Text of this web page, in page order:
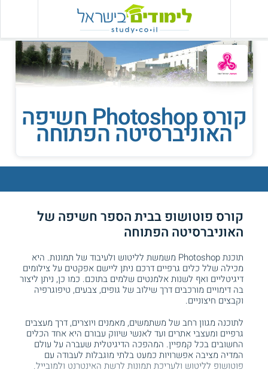
קורס Photoshop חשיפה
האוניברסיטה הפתוחה
קורס פוטושופ בבית הספר חשיפה של
האוניברסיטה הפתוחה
תוכנת Photoshop משמשת לליטוש ולעיבוד של תמונות. היא
מכילה שלל כלים גרפיים דרכם ניתן ליישם אפקטים על צילומים
דיגיטליים ואף לשנות אלמנטים שלמים בתוכם. כמו כן, ניתן ליצור
בה דימויים מורכבים דרך שילוב של גופים, צבעים, טיפוגרפיה
וקבצים חיצוניים.
לתוכנה מגוון רחב של משתמשים, מאמנים ויוצרים, דרך מעצבים
גרפיים ומעצבי אתרים ועד לאנשי שיווק עבורם היא אחד הכלים
החשובים בכל קמפיין. המהפכה הדיגיטלית שעברה על עולם
המדיה מציבה אפשרויות כמעט בלתי מוגבלות לעבודה עם
פוטושופ לליטוש ולעריכת תמונות לרשת האינטרנט ולמובייל.